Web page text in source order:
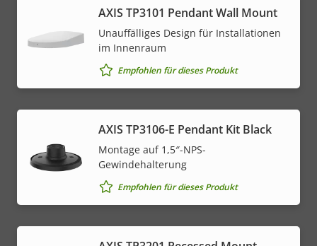
AXIS TP3101 Pendant Wall Mount
Unauffälliges Design für Installationen
im Innenraum
Empfohlen für dieses Produkt
AXIS TP3106-E Pendant Kit Black
Montage auf 1,5″-NPS-
Gewindehalterung
Empfohlen für dieses Produkt